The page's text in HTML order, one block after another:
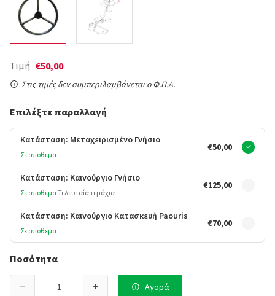
Τιμή €50,00
Στις τιμές δεν συμπεριλαμβάνεται ο Φ.Π.Α.
Επιλέξτε παραλλαγή
Κατάσταση: Μεταχειρισμένο Γνήσιο
Σε απόθεμα
€50,00
Κατάσταση: Καινούργιο Γνήσιο
Σε απόθεμαΤελευταία τεμάχια
€125,00
Κατάσταση: Καινούργιο Κατασκευή Paouris
Σε απόθεμα
€70,00
Ποσότητα
Αγορά